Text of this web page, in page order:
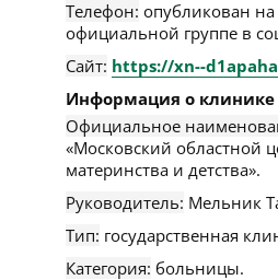
Телефон: опубликован
официальной группе в
Сайт: https://xn--
Информация о клинике
Официальное
«Московский областной
материнства и детства».
Руководитель: Мельник
Тип: государственная
Категория: больницы.